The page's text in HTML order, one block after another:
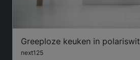
Greeploze keuken in polariswit
next125